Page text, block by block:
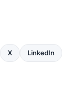
X LinkedIn